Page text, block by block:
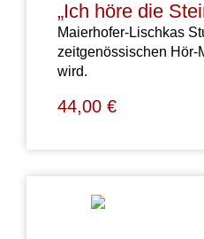
„Ich höre die
Maierhofer-Lischkas
zeitgenössischen Hör-
wird.
44,00 €